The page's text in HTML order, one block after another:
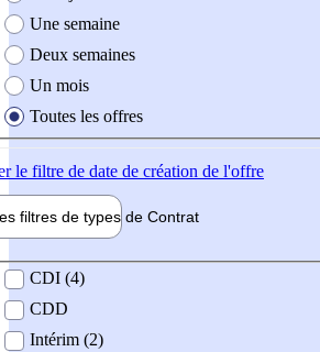
Une semaine
Deux semaines
Un mois
Toutes les offres
le filtre de date de création de l'offre
filtres de types de Contrat
contrat
CDI (4)
CDD
Intérim (2)